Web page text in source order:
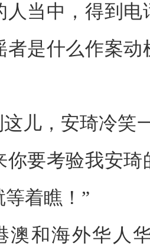
人当中，得到
者是什么作案
儿，安琦冷笑
你要考验我安
着瞧！”
澳和海外华人